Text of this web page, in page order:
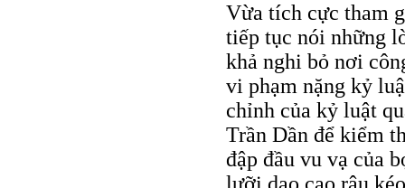
Vừa tích cực tham
tiếp tục nói những
khả nghi bỏ nơi
vi phạm nặng kỷ
chỉnh của kỷ luật
Trần Dần để kiểm
đập đầu vu vạ của